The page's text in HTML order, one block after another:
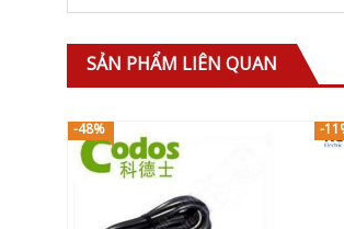
SẢN PHẨM LIÊN QUAN
-48% -